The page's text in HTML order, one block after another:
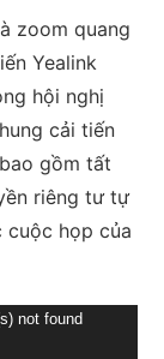
zoom quang
Yealink
hội nghị
cải tiến
gồm tất
riêng tư tự
cuộc họp của
not found